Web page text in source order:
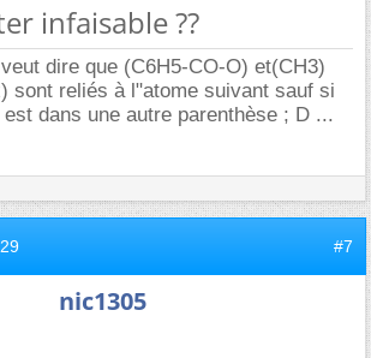
infaisable ??
dire que (C6H5-CO-O) et(CH3)
sont reliés à l"atome suivant sauf si
dans une autre parenthèse ; D ...
#7
nic1305